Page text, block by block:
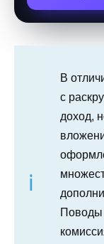
В
с
доход,
Поводы